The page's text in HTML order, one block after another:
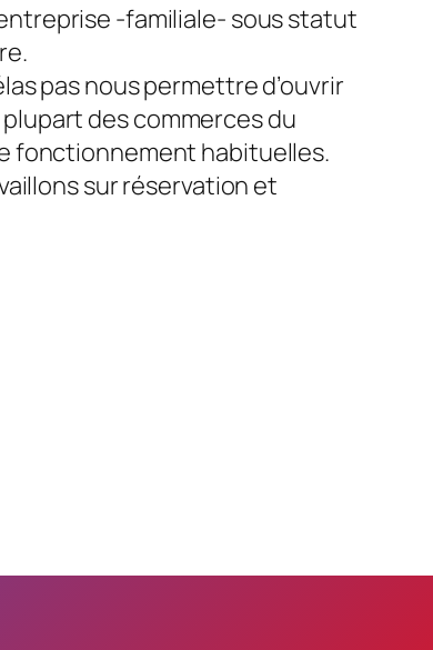
-familiale- sous statut
pas nous permettre d’ouvrir
des commerces du
fonctionnement habituelles.
sur réservation et